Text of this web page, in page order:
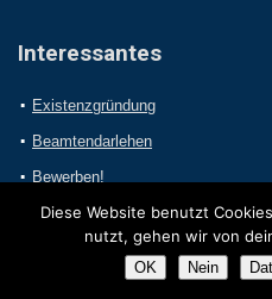
Interessantes
Existenzgründung
Beamtendarlehen
Bewerben!
2017 Online-
Diese Website benutzt
nutzt, gehen wir von
OK Nein